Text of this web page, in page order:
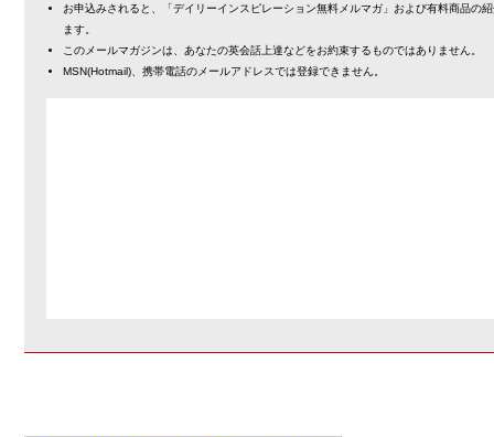
お申込みされると、「デイリーインスピレーション無料メルマガ」および有料商品の
ます。
このメールマガジンは、あなたの英会話上達などをお約束するものではありません。
MSN(Hotmail)、携帯電話のメールアドレスでは登録できません。